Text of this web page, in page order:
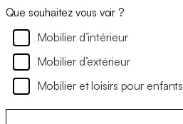
Que souhaitez vous voir ?
Mobilier d’intérieur
Mobilier d’extérieur
Mobilier et loisirs pour enfants